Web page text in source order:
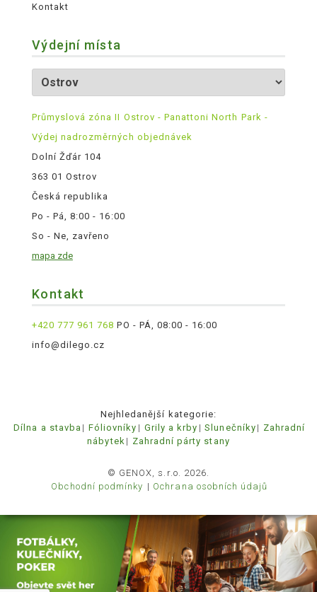
Kontakt
Výdejní místa
Průmyslová zóna II Ostrov - Panattoni North Park -
Výdej nadrozměrných objednávek
Dolní Žďár 104
363 01 Ostrov
Česká republika
Po - Pá, 8:00 - 16:00
So - Ne, zavřeno
mapa zde
Kontakt
+420 777 961 768 PO - PÁ, 08:00 - 16:00
info@dilego.cz
Nejhledanější kategorie:
Dílna a stavba
Fóliovníky Grily a krby Slunečníky
Zahradní
nábytek
Zahradní párty stany
© GENOX, s.r.o. 2026.
Obchodní podmínky
Ochrana osobních údajů